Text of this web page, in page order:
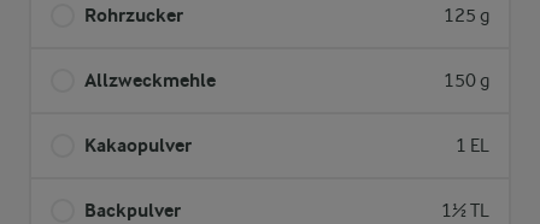
Rohrzucker 125 g
Allzweckmehle 150 g
Kakaopulver 1 EL
Backpulver 1½ TL